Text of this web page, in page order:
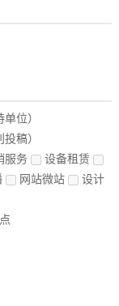
位）
稿）
服务
设备租赁
网站微站
设计